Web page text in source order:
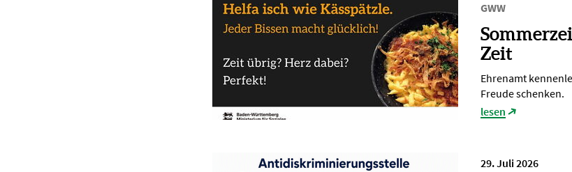
GWW
Zeit
Ehrenamt
Freude schenken.
lesen
29. Juli 2026